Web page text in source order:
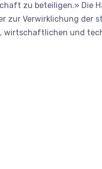
zu beteiligen.» Die
zur Verwirklichung der
und